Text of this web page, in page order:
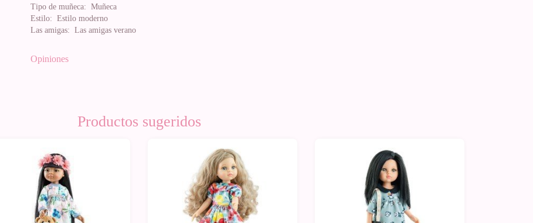
Tipo de muñeca: Muñeca
Estilo: Estilo moderno
Las amigas: Las amigas verano
Opiniones
Productos sugeridos